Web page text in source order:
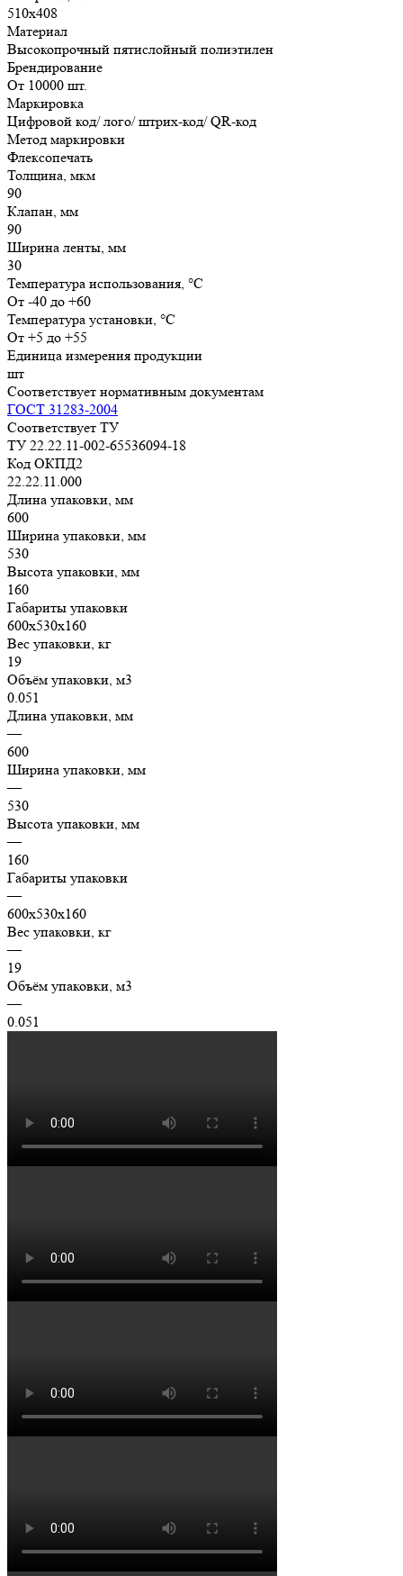
510х408
Материал
Высокопрочный пятислойный полиэтилен
Брендирование
От 10000 шт.
Маркировка
Цифровой код/ лого/ штрих-код/ QR-код
Метод маркировки
Флексопечать
Толщина, мкм
90
Клапан, мм
90
Ширина ленты, мм
30
Температура использования, °C
От -40 до +60
Температура установки, °C
От +5 до +55
Единица измерения продукции
шт
Соответствует нормативным документам
ГОСТ 31283-2004
Соответствует ТУ
ТУ 22.22.11-002-65536094-18
Код ОКПД2
22.22.11.000
Длина упаковки, мм
600
Ширина упаковки, мм
530
Высота упаковки, мм
160
Габариты упаковки
600х530х160
Вес упаковки, кг
19
Объём упаковки, м3
0.051
Длина упаковки, мм
—
600
Ширина упаковки, мм
—
530
Высота упаковки, мм
—
160
Габариты упаковки
—
600х530х160
Вес упаковки, кг
—
19
Объём упаковки, м3
—
0.051